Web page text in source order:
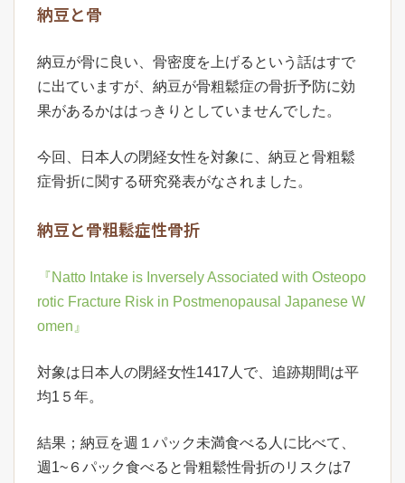
納豆と骨
納豆が骨に良い、骨密度を上げるという話はすで
に出ていますが、納豆が骨粗鬆症の骨折予防に効
果があるかははっきりとしていませんでした。
今回、日本人の閉経女性を対象に、納豆と骨粗鬆
症骨折に関する研究発表がなされました。
納豆と骨粗鬆症性骨折
『Natto Intake is Inversely Associated with Osteopo
rotic Fracture Risk in Postmenopausal Japanese W
omen』
対象は日本人の閉経女性1417人で、追跡期間は平
均1５年。
結果；納豆を週１パック未満食べる人に比べて、
週1~６パック食べると骨粗鬆性骨折のリスクは7